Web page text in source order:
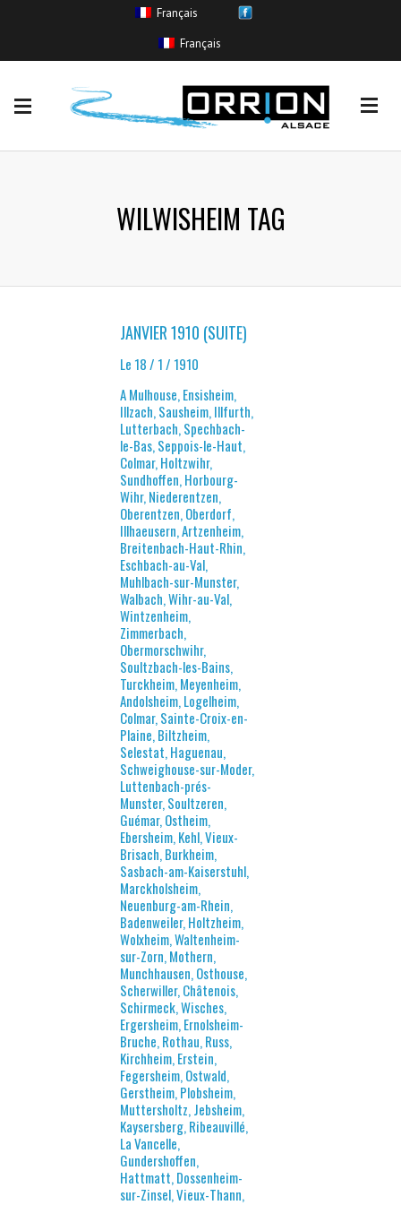
Coulée de boue(11)
Crue sans inondation(265)
Inondation(554)
Français
Français
WILWISHEIM TAG
JANVIER 1910 (SUITE)
Le 18 / 1 / 1910
A Mulhouse, Ensisheim,
Illzach, Sausheim, Illfurth,
Lutterbach, Spechbach-
le-Bas, Seppois-le-Haut,
Colmar, Holtzwihr,
Sundhoffen, Horbourg-
Wihr, Niederentzen,
Oberentzen, Oberdorf,
Illhaeusern, Artzenheim,
Breitenbach-Haut-Rhin,
Eschbach-au-Val,
Muhlbach-sur-Munster,
Walbach, Wihr-au-Val,
Wintzenheim,
Zimmerbach,
Obermorschwihr,
Soultzbach-les-Bains,
Turckheim, Meyenheim,
Andolsheim, Logelheim,
Colmar, Sainte-Croix-en-
Plaine, Biltzheim,
Selestat, Haguenau,
Schweighouse-sur-Moder,
Luttenbach-prés-
Munster, Soultzeren,
Guémar, Ostheim,
Ebersheim, Kehl, Vieux-
Brisach, Burkheim,
Sasbach-am-Kaiserstuhl,
Marckholsheim,
Neuenburg-am-Rhein,
Badenweiler, Holtzheim,
Wolxheim, Waltenheim-
sur-Zorn, Mothern,
Munchhausen, Osthouse,
Scherwiller, Châtenois,
Schirmeck, Wisches,
Ergersheim, Ernolsheim-
Bruche, Rothau, Russ,
Kirchheim, Erstein,
Fegersheim, Ostwald,
Gerstheim, Plobsheim,
Muttersholtz, Jebsheim,
Kaysersberg, Ribeauvillé,
La Vancelle,
Gundershoffen,
Hattmatt, Dossenheim-
sur-Zinsel, Vieux-Thann,